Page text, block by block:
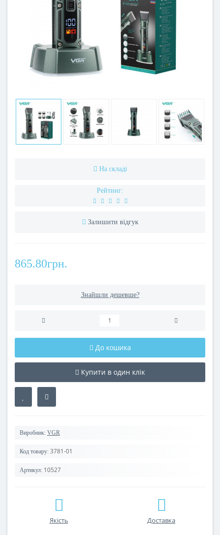
На складі
Рейтинг:
Залишити відгук
865.80грн.
Знайшли дешевше?
До кошика
Купити в один клік
Виробник: VGR
Код товару: 3781-01
Артикул: 10527
Якість Доставка